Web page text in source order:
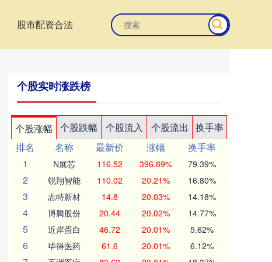
股市配资合法
个股实时涨跌榜
个股涨幅 个股跌幅 个股流入 个股流出
换手率
排名
名称 最新价 涨幅
换手率
1
N展芯 116.52 396.89% 79.39%
2 锐翔智能 110.02 20.21% 16.80%
3 志特新材 14.8 20.03% 14.18%
4 博腾股份 20.44 20.02% 14.77%
5 近岸蛋白 46.72 20.01% 5.62%
6 毕得医药 61.6 20.01% 6.12%